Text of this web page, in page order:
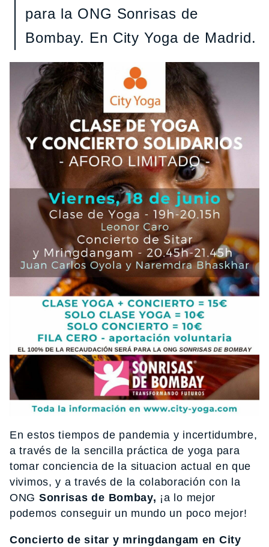
para la ONG Sonrisas de
Bombay. En City Yoga de Madrid.
En estos tiempos de pandemia y incertidumbre,
a través de la sencilla práctica de yoga para
tomar conciencia de la situacion actual en que
vivimos, y a través de la colaboración con la
ONG Sonrisas de Bombay, ¡a lo mejor
podemos conseguir un mundo un poco mejor!
Concierto de sitar y mringdangam en City